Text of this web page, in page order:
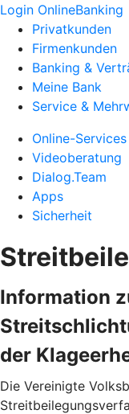
Login OnlineBanking
Privatkunden
Firmenkunden
Banking &
Meine Bank
Service &
Online-Services
Videoberatung
Dialog.Team
Apps
Sicherheit
Information
der
Die Vereinigte